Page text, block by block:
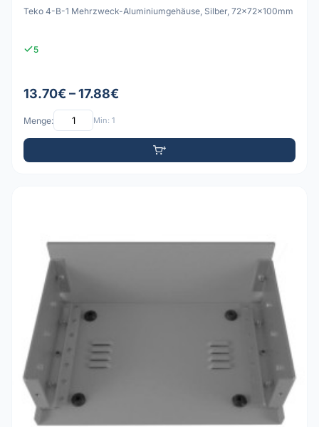
Teko 4-B-1 Mehrzweck-Aluminiumgehäuse, Silber, 72x72x100mm
5
13.70€ – 17.88€
Menge: Min: 1